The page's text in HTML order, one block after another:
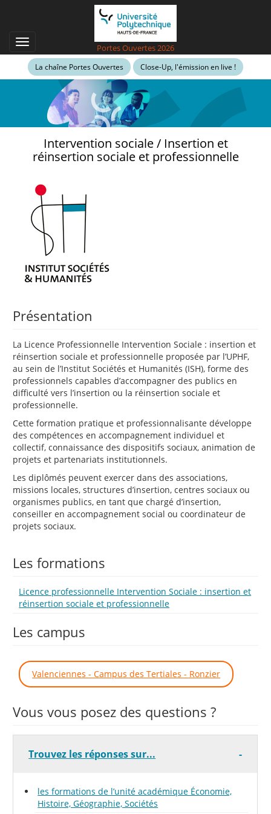
principal
Portes Ouvertes 2026
La chaîne Portes Ouvertes Close-Up, l'émission en live !
Toggle
navigation
Intervention sociale / Insertion et
réinsertion sociale et professionnelle
Présentation
La Licence Professionnelle Intervention Sociale : insertion et
réinsertion sociale et professionnelle proposée par l’UPHF,
au sein de l’Institut Sociétés et Humanités (ISH), forme des
professionnels capables d’accompagner des publics en
difficulté vers l’insertion ou la réinsertion sociale et
professionnelle.
Cette formation pratique et professionnalisante développe
des compétences en accompagnement individuel et
collectif, connaissance des dispositifs sociaux, animation de
projets et partenariats institutionnels.
Les diplômés peuvent exercer dans des associations,
missions locales, structures d’insertion, centres sociaux ou
organismes publics, en tant que chargé d’insertion,
conseiller en accompagnement social ou coordinateur de
projets sociaux.
Les formations
Licence professionnelle Intervention Sociale : insertion et
réinsertion sociale et professionnelle
Les campus
Valenciennes - Campus des Tertiales - Ronzier
Vous vous posez des questions ?
Trouvez les réponses sur...
les formations de l’unité académique Économie,
Histoire, Géographie, Sociétés